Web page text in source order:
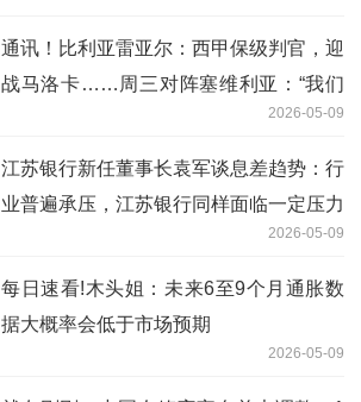
通讯！比利亚雷亚尔：西甲保级判官，迎
战马洛卡……周三对阵塞维利亚：“我们
2026-05-09
江苏银行新任董事长袁军谈息差趋势：行
业普遍承压，江苏银行同样面临一定压力
2026-05-09
每日速看!木头姐：未来6至9个月通胀数
据大概率会低于市场预期
2026-05-09